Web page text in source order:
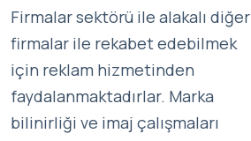
Firmalar sektörü ile alakalı diğer
firmalar ile rekabet edebilmek
için reklam hizmetinden
faydalanmaktadırlar. Marka
bilinirliği ve imaj çalışmaları